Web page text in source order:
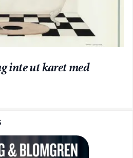
inte ut karet med